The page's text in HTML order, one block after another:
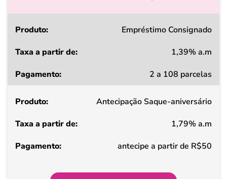
Produto
a
de
Pagamento
Empréstimo Consignado
1,39% a.m
2 a 108 parcelas
Antecipação Saque-aniversário
1,79% a.m
antecipe a partir de R$50